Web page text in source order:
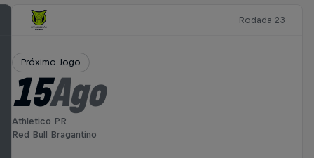
Rodada 23
Próximo Jogo
15Ago
Athletico PR
Red Bull Bragantino